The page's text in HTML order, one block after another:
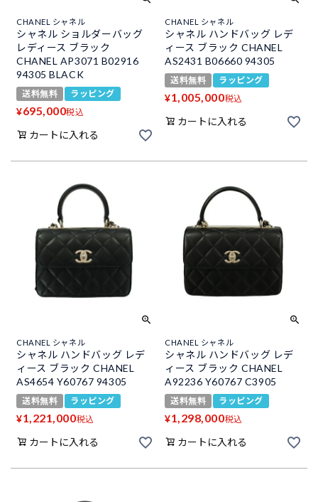
CHANEL シャネル
シャネル ショルダーバッグ
レディース ブラック
CHANEL AP3071 B02916
94305 BLACK
送料無料 ラッピング
¥695,000税込
カートに入れる
CHANEL シャネル
シャネル ハンドバッグ レデ
ィース ブラック CHANEL
AS2431 B06660 94305
送料無料 ラッピング
¥1,005,000税込
カートに入れる
CHANEL シャネル
シャネル ハンドバッグ レデ
ィース ブラック CHANEL
AS4654 Y60767 94305
送料無料 ラッピング
¥1,221,000税込
カートに入れる
CHANEL シャネル
シャネル ハンドバッグ レデ
ィース ブラック CHANEL
A92236 Y60767 C3905
送料無料 ラッピング
¥1,298,000税込
カートに入れる